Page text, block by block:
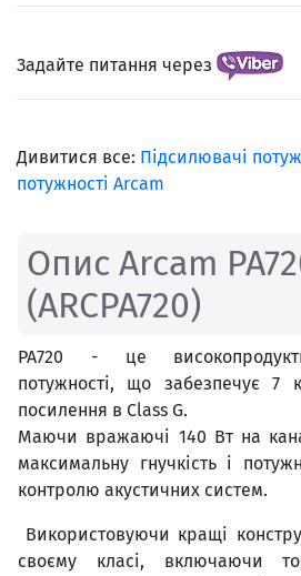
Задайте питання через
Дивитися все: Підсилювачі
потужності Arcam
Опис Arcam
(ARCPA720)
PA720 - це
потужності, що забезпечує 7
посилення в Class G.
Маючи вражаючі 140 Вт на
максимальну гнучкість і
контролю акустичних систем.
Використовуючи кращі
своєму класі, включаючи